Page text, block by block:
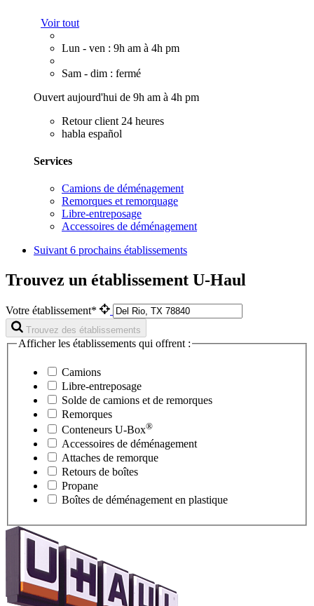
Voir tout
Lun - ven : 9h am à 4h pm
Sam - dim : fermé
Ouvert aujourd'hui de 9h am à 4h pm
Retour client 24 heures
habla español
Services
Camions de déménagement
Remorques et remorquage
Libre-entreposage
Accessoires de déménagement
Suivant 6 prochains établissements
Trouvez un établissement U-Haul
Votre établissement*
Trouvez des établissements
Afficher les établissements qui offrent :
Camions
Libre-entreposage
Solde de camions et de remorques
Remorques
Conteneurs U-Box®
Accessoires de déménagement
Attaches de remorque
Retours de boîtes
Propane
Boîtes de déménagement en plastique